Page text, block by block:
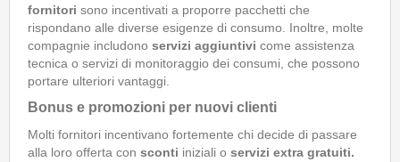
fornitori sono incentivati a proporre pacchetti che
rispondano alle diverse esigenze di consumo. Inoltre, molte
compagnie includono servizi aggiuntivi come assistenza
tecnica o servizi di monitoraggio dei consumi, che possono
portare ulteriori vantaggi.
Bonus e promozioni per nuovi clienti
Molti fornitori incentivano fortemente chi decide di passare
alla loro offerta con sconti iniziali o servizi extra gratuiti.